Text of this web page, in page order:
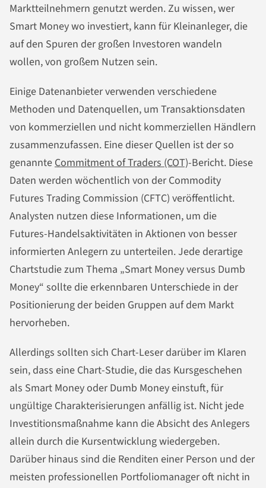
Marktteilnehmern genutzt werden. Zu wissen, wer
Smart Money wo investiert, kann für Kleinanleger, die
auf den Spuren der großen Investoren wandeln
wollen, von großem Nutzen sein.
Einige Datenanbieter verwenden verschiedene
Methoden und Datenquellen, um Transaktionsdaten
von kommerziellen und nicht kommerziellen Händlern
zusammenzufassen. Eine dieser Quellen ist der so
genannte Commitment of Traders (COT)-Bericht. Diese
Daten werden wöchentlich von der Commodity
Futures Trading Commission (CFTC) veröffentlicht.
Analysten nutzen diese Informationen, um die
Futures-Handelsaktivitäten in Aktionen von besser
informierten Anlegern zu unterteilen. Jede derartige
Chartstudie zum Thema „Smart Money versus Dumb
Money“ sollte die erkennbaren Unterschiede in der
Positionierung der beiden Gruppen auf dem Markt
hervorheben.
Allerdings sollten sich Chart-Leser darüber im Klaren
sein, dass eine Chart-Studie, die das Kursgeschehen
als Smart Money oder Dumb Money einstuft, für
ungültige Charakterisierungen anfällig ist. Nicht jede
Investitionsmaßnahme kann die Absicht des Anlegers
allein durch die Kursentwicklung wiedergeben.
Darüber hinaus sind die Renditen einer Person und der
meisten professionellen Portfoliomanager oft nicht in